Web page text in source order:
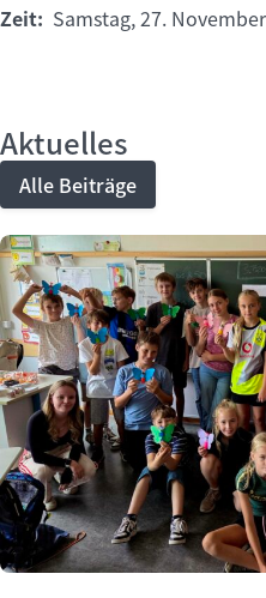
Zeit: Samstag, 27.
Aktuelles
Alle Beiträge